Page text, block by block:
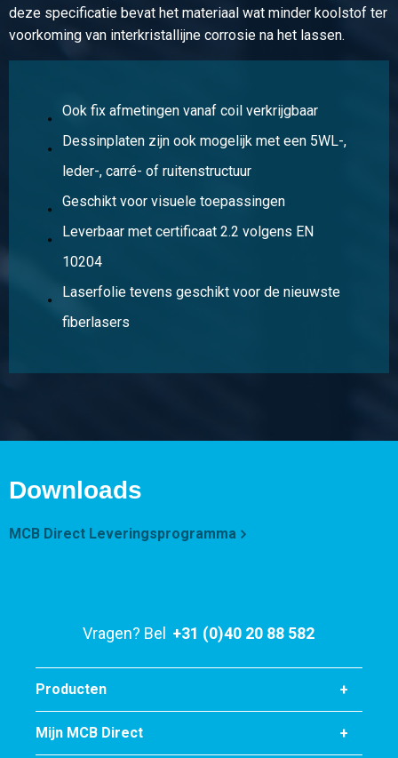
deze specificatie bevat het materiaal wat minder koolstof ter
voorkoming van interkristallijne corrosie na het lassen.
Ook fix afmetingen vanaf coil verkrijgbaar
Dessinplaten zijn ook mogelijk met een 5WL-,
leder-, carré- of ruitenstructuur
Geschikt voor visuele toepassingen
Leverbaar met certificaat 2.2 volgens EN
10204
Laserfolie tevens geschikt voor de nieuwste
fiberlasers
Downloads
MCB Direct Leveringsprogramma
Vragen? Bel +31 (0)40 20 88 582
Producten
Mijn MCB Direct